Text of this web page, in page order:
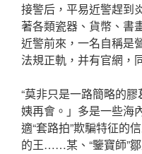
接警后，平易近警趕到
著各類瓷器、貨幣、書
近警前來，一名自稱是
法規正軌，并有官網，
“莫非只是一路簡略的
姨再會。」多是一些海
適“套路拍”欺騙特征的
的王……某、“鑒寶師”